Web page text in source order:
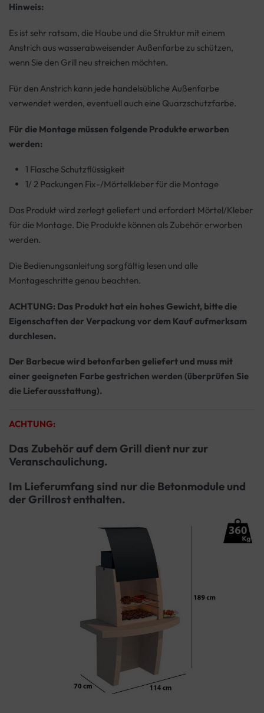
Hinweis:
Es ist sehr ratsam, die Haube und die Struktur mit einem
Anstrich aus wasserabweisender Außenfarbe zu schützen,
wenn Sie den Grill neu streichen möchten.
Für den Anstrich kann jede handelsübliche Außenfarbe
verwendet werden, eventuell auch eine Quarzschutzfarbe.
Für die Montage müssen folgende Produkte erworben
werden:
1 Flasche Schutzflüssigkeit
1/ 2 Packungen Fix-/Mörtelkleber für die Montage
Das Produkt wird zerlegt geliefert und erfordert Mörtel/Kleber
für die Montage. Die Produkte können als Zubehör erworben
werden.
Die Bedienungsanleitung sorgfältig lesen und alle
Montageschritte genau beachten.
ACHTUNG: Das Produkt hat ein hohes Gewicht, bitte die
Eigenschaften der Verpackung vor dem Kauf aufmerksam
durchlesen.
Der Barbecue wird betonfarben geliefert und muss mit
einer geeigneten Farbe gestrichen werden (überprüfen Sie
die Lieferausstattung).
ACHTUNG:
Das Zubehör auf dem Grill dient nur zur
Veranschaulichung.
Im Lieferumfang sind nur die Betonmodule und
der Grillrost enthalten.